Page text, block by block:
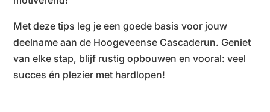
Met deze tips leg je een goede basis voor jouw
deelname aan de Hoogeveense Cascaderun. Geniet
van elke stap, blijf rustig opbouwen en vooral: veel
succes én plezier met hardlopen!